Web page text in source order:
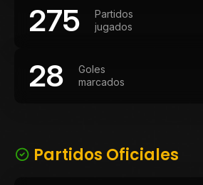
275
Partidos
jugados
28
Goles
marcados
Partidos Oficiales